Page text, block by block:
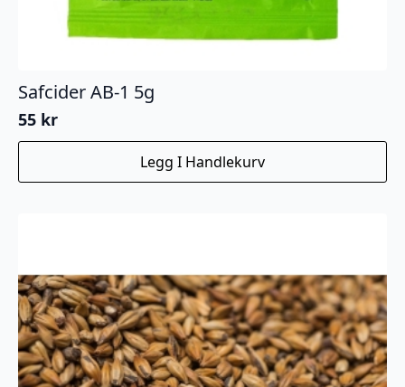
Safcider AB-1 5g
55 kr
Legg I Handlekurv